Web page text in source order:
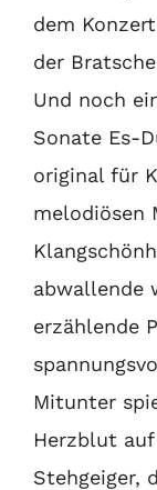
dem
der
Und noch
Sonate Es-
original für
melodiösen
abwallende
erzählende
Mitunter
Herzblut
Stehgeiger,